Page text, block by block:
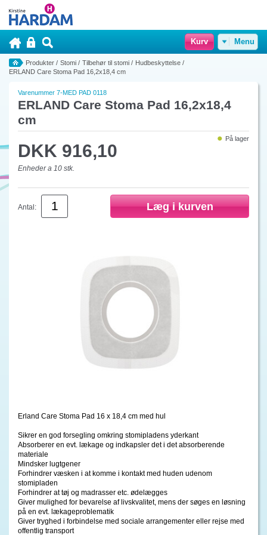
Kurv Menu
Produkter / Stomi / Tilbehør til stomi / Hudbeskyttelse /
ERLAND Care Stoma Pad 16,2x18,4 cm
Varenummer 7-MED PAD 0118
ERLAND Care Stoma Pad 16,2x18,4
cm
På lager
DKK 916,10
Enheder a 10 stk.
Antal:
Erland Care Stoma Pad 16 x 18,4 cm med hul
Sikrer en god forsegling omkring stomipladens yderkant
Absorberer en evt. lækage og indkapsler det i det absorberende
materiale
Mindsker lugtgener
Forhindrer væsken i at komme i kontakt med huden udenom
stomipladen
Forhindrer at tøj og madrasser etc. ødelægges
Giver mulighed for bevarelse af livskvalitet, mens der søges en løsning
på en evt. lækageproblematik
Giver tryghed i forbindelse med sociale arrangementer eller rejse med
offentlig transport